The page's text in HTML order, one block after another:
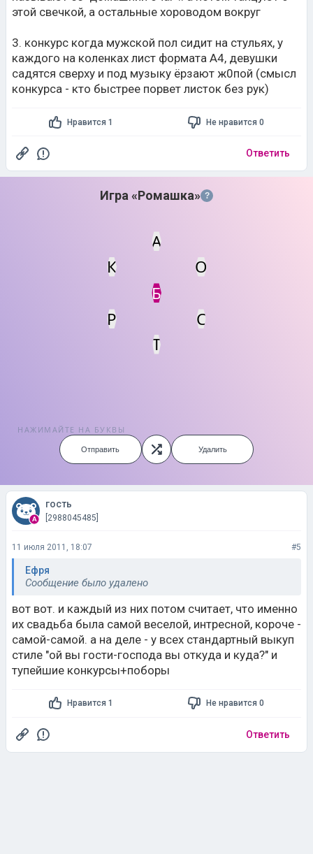
этой свечкой, а остальные хороводом вокруг
3. конкурс когда мужской пол сидит на стульях, у
каждого на коленках лист формата А4, девушки
садятся сверху и под музыку ёрзают ж0пой (смысл
конкурса - кто быстрее порвет листок без рук)
Нравится 1 Не нравится 0
Ответить
Игра «Ромашка» ?
Мин. кол-во очков
Б
А
К
О
Р
С
Т
НАЖИМАЙТЕ НА БУКВЫ
Отправить Удалить
гость
[2988045485]
11 июля 2011, 18:07 #5
Ефря
Сообщение было удалено
вот вот. и каждый из них потом считает, что именно
их свадьба была самой веселой, интресной, короче -
самой-самой. а на деле - у всех стандартный выкуп
стиле "ой вы гости-господа вы откуда и куда?" и
тупейшие конкурсы+поборы
Нравится 1 Не нравится 0
Ответить